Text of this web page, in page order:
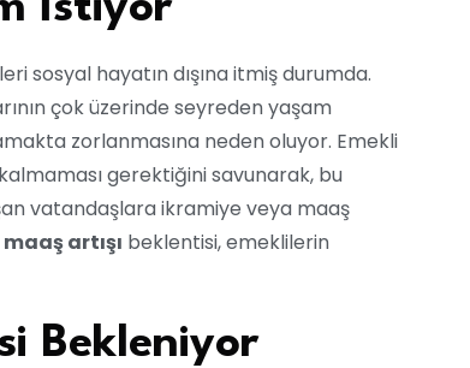
sosyal hayatın dışına itmiş durumda.
çok üzerinde seyreden yaşam
zorlanmasına neden oluyor. Emekli
gerektiğini savunarak, bu
vatandaşlara ikramiye veya maaş
maaş artışı beklentisi, emeklilerin
Bekleniyor